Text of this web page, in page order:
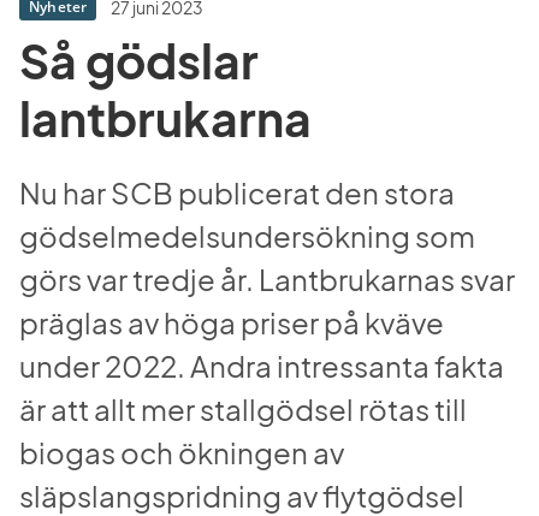
Nyheter 27 juni 2023
Så gödslar
lantbrukarna
Nu har SCB publicerat den stora
gödselmedelsundersökning som
görs var tredje år. Lantbrukarnas svar
präglas av höga priser på kväve
under 2022. Andra intressanta fakta
är att allt mer stallgödsel rötas till
biogas och ökningen av
släpslangspridning av flytgödsel